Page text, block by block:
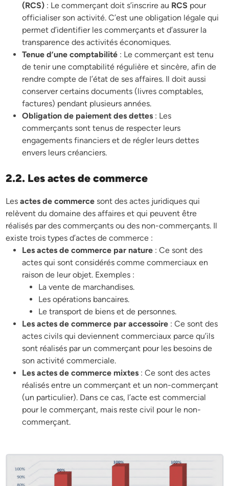
(RCS) : Le commerçant doit s’inscrire au RCS pour
officialiser son activité. C’est une obligation légale qui
permet d’identifier les commerçants et d’assurer la
transparence des activités économiques.
Tenue d’une comptabilité : Le commerçant est tenu
de tenir une comptabilité régulière et sincère, afin de
rendre compte de l’état de ses affaires. Il doit aussi
conserver certains documents (livres comptables,
factures) pendant plusieurs années.
Obligation de paiement des dettes : Les
commerçants sont tenus de respecter leurs
engagements financiers et de régler leurs dettes
envers leurs créanciers.
2.2. Les actes de commerce
Lesactes de commerce sont des actes juridiques qui
relèvent du domaine des affaires et qui peuvent être
réalisés par des commerçants ou des non-commerçants. Il
existe trois types d’actes de commerce :
Les actes de commerce par nature : Ce sont des
actes qui sont considérés comme commerciaux en
raison de leur objet. Exemples :
La vente de marchandises.
Les opérations bancaires.
Le transport de biens et de personnes.
Les actes de commerce par accessoire : Ce sont des
actes civils qui deviennent commerciaux parce qu’ils
sont réalisés par un commerçant pour les besoins de
son activité commerciale.
Les actes de commerce mixtes : Ce sont des actes
réalisés entre un commerçant et un non-commerçant
(un particulier). Dans ce cas, l’acte est commercial
pour le commerçant, mais reste civil pour le non-
commerçant.